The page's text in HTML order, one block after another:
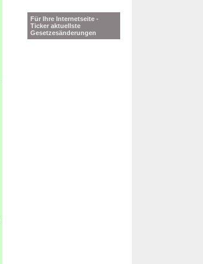
Für Ihre Internetseite -
Ticker aktuellste
Gesetzesänderungen